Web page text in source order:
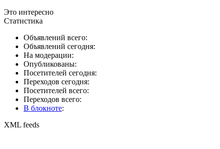
Это интересно
Статистика
Объявлений всего:
Объявлений сегодня:
На модерации:
Опубликованы:
Посетителей сегодня:
Переходов сегодня:
Посетителей всего:
Переходов всего:
В блокноте:
XML feeds